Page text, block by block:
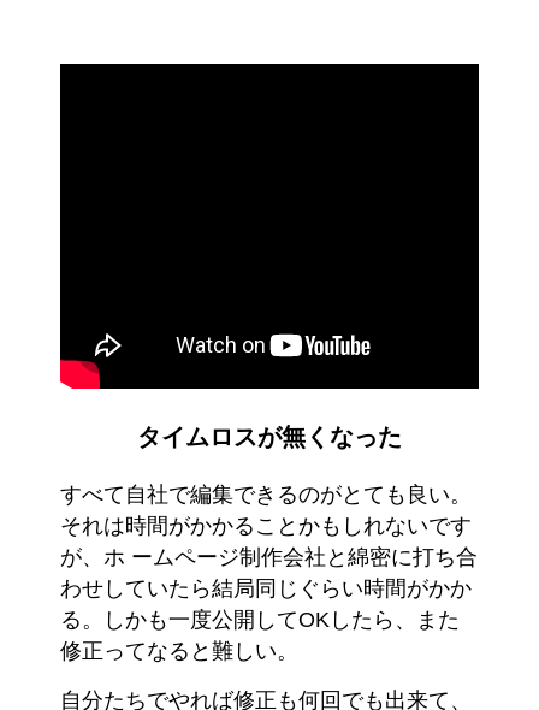
タイムロスが無くなった
すべて自社で編集できるのがとても良い。
それは時間がかかることかもしれないです
が、ホ ームページ制作会社と綿密に打ち合
わせしていたら結局同じぐらい時間がかか
る。しかも一度公開してOKしたら、また
修正ってなると難しい。
自分たちでやれば修正も何回でも出来て、